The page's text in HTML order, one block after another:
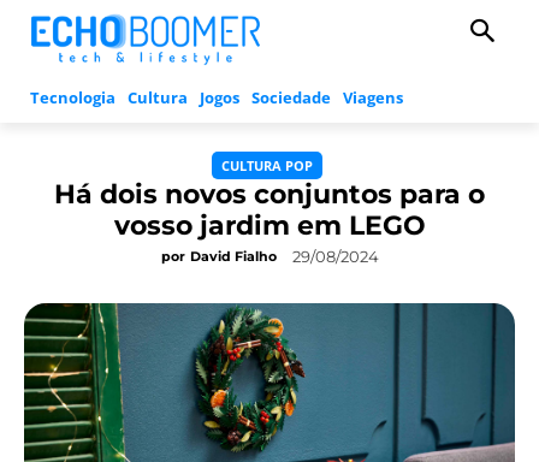
Tecnologia Cultura Jogos Sociedade Viagens
CULTURA POP
Há dois novos conjuntos para o
vosso jardim em LEGO
por David Fialho 29/08/2024